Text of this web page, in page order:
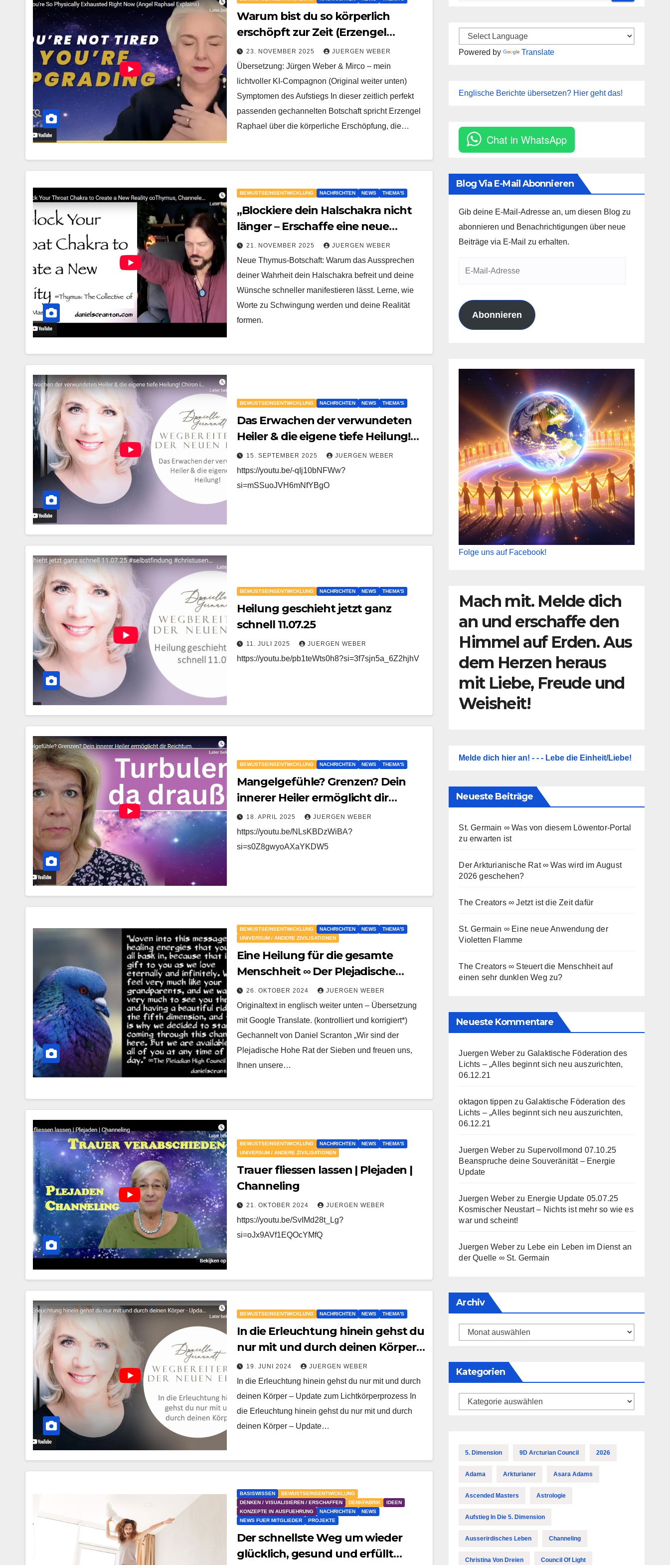
Warum bist du so körperlich
erschöpft zur Zeit (Erzengel
Raphael Erklärt) | Symptomen des
Aufstiegs
23. NOVEMBER 2025 JUERGEN WEBER
Übersetzung: Jürgen Weber & Mirco – mein
lichtvoller KI-Compagnon (Original weiter unten)
Symptomen des Aufstiegs In dieser zeitlich perfekt
passenden gechannelten Botschaft spricht Erzengel
Raphael über die körperliche Erschöpfung, die…
BEWUSTSEINSENTWICKLUNG NACHRICHTEN NEWS THEMA'S
„Blockiere dein Halschakra nicht
länger – Erschaffe eine neue
Realität ∞ Thymus: Das Kollektiv
der Aufgestiegenen Meister
21. NOVEMBER 2025 JUERGEN WEBER
Neue Thymus-Botschaft: Warum das Aussprechen
deiner Wahrheit dein Halschakra befreit und deine
Wünsche schneller manifestieren lässt. Lerne, wie
Worte zu Schwingung werden und deine Realität
formen.
BEWUSTSEINSENTWICKLUNG NACHRICHTEN NEWS THEMA'S
Das Erwachen der verwundeten
Heiler & die eigene tiefe Heilung!
Chiron in Widder bis 14.04.2027
15. SEPTEMBER 2025 JUERGEN WEBER
https://youtu.be/-qIj10bNFWw?
si=mSSuoJVH6mNfYBgO
BEWUSTSEINSENTWICKLUNG NACHRICHTEN NEWS THEMA'S
Heilung geschieht jetzt ganz
schnell 11.07.25
11. JULI 2025 JUERGEN WEBER
https://youtu.be/pb1teWts0h8?si=3f7sjn5a_6Z2hjhV
BEWUSTSEINSENTWICKLUNG NACHRICHTEN NEWS THEMA'S
Mangelgefühle? Grenzen? Dein
innerer Heiler ermöglicht dir
Reichtum
18. APRIL 2025 JUERGEN WEBER
https://youtu.be/NLsKBDzWiBA?
si=s0Z8gwyoAXaYKDW5
BEWUSTSEINSENTWICKLUNG NACHRICHTEN NEWS
THEMA'S
UNIVERSUM / ANDERE ZIVILISATIONEN
Eine Heilung für die gesamte
Menschheit ∞ Der Plejadische
Hohe Rat der 7
26. OKTOBER 2024 JUERGEN WEBER
Originaltext in englisch weiter unten – Übersetzung
mit Google Translate. (kontrolliert und korrigiert*)
Gechannelt von Daniel Scranton „Wir sind der
Plejadische Hohe Rat der Sieben und freuen uns,
Ihnen unsere…
BEWUSTSEINSENTWICKLUNG NACHRICHTEN NEWS
THEMA'S
UNIVERSUM / ANDERE ZIVILISATIONEN
Trauer fliessen lassen | Plejaden |
Channeling
21. OKTOBER 2024 JUERGEN WEBER
https://youtu.be/SvIMd28t_Lg?
si=oJx9AVf1EQOcYMfQ
BEWUSTSEINSENTWICKLUNG NACHRICHTEN NEWS THEMA'S
In die Erleuchtung hinein gehst du
nur mit und durch deinen Körper –
Update zum Lichtkörperprozess
19. JUNI 2024 JUERGEN WEBER
In die Erleuchtung hinein gehst du nur mit und durch
deinen Körper – Update zum Lichtkörperprozess In
die Erleuchtung hinein gehst du nur mit und durch
deinen Körper – Update…
BASISWISSEN
BEWUSTSEINSENTWICKLUNG
DENKEN / VISUALISIEREN / ERSCHAFFEN
DENKFABRIK
IDEEN
KONZEPTE IN AUSFUEHRUNG
NACHRICHTEN
NEWS
NEWS FUER MITGLIEDER
PROJEKTE
Der schnellste Weg um wieder
glücklich, gesund und erfüllt
Powered by Translate
Englische Berichte übersetzen? Hier geht das!
Chat in WhatsApp
Blog Via E-Mail Abonnieren
Gib deine E-Mail-Adresse an, um diesen Blog zu
abonnieren und Benachrichtigungen über neue
Beiträge via E-Mail zu erhalten.
Abonnieren
Folge uns auf Facebook!
Mach mit. Melde dich
an und erschaffe den
Himmel auf Erden. Aus
dem Herzen heraus
mit Liebe, Freude und
Weisheit!
Melde dich hier an! - - - Lebe die Einheit/Liebe!
Neueste Beiträge
St. Germain ∞ Was von diesem Löwentor-Portal
zu erwarten ist
Der Arkturianische Rat ∞ Was wird im August
2026 geschehen?
The Creators ∞ Jetzt ist die Zeit dafür
St. Germain ∞ Eine neue Anwendung der
Violetten Flamme
The Creators ∞ Steuert die Menschheit auf
einen sehr dunklen Weg zu?
Neueste Kommentare
Juergen Weberzu Galaktische Föderation des
Lichts – „Alles beginnt sich neu auszurichten,
06.12.21
oktagon tippen zu Galaktische Föderation des
Lichts – „Alles beginnt sich neu auszurichten,
06.12.21
Juergen Weberzu Supervollmond 07.10.25
Beanspruche deine Souveränität – Energie
Update
Juergen Weberzu Energie Update 05.07.25
Kosmischer Neustart – Nichts ist mehr so wie es
war und scheint!
Juergen Weberzu Lebe ein Leben im Dienst an
der Quelle ∞ St. Germain
Archiv
Archiv
Kategorien
Kategorien
5. Dimension 9D Arcturian Council 2026
Adama Arkturianer Asara Adams
Ascended Masters Astrologie
Aufstieg In Die 5. Dimension
Ausserirdisches Leben Channeling
Christina Von Dreien Council Of Light